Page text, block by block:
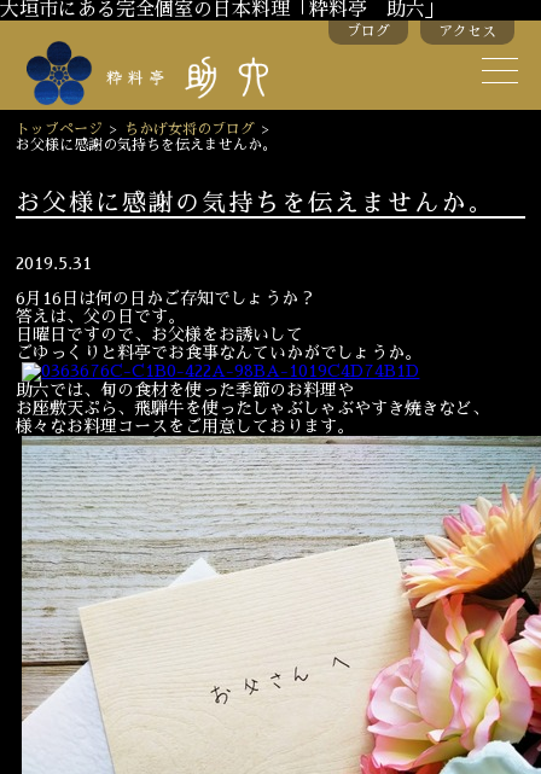
大垣市にある完全個室の日本料理「粋料亭 助六」
ブログ アクセス
トップページ > ちかげ女将のブログ >
お父様に感謝の気持ちを伝えませんか。
お父様に感謝の気持ちを伝えませんか。
2019.5.31
6月16日は何の日かご存知でしょうか？
答えは、父の日です。
日曜日ですので、お父様をお誘いして
ごゆっくりと料亭でお食事なんていかがでしょうか。
助六では、旬の食材を使った季節のお料理や
お座敷天ぷら、飛騨牛を使ったしゃぶしゃぶやすき焼きなど、
様々なお料理コースをご用意しております。
スタッフ紹介
お部屋のご紹介 会議・舞台のご利用
結婚式・披露宴
ご接待 法要
慶事 お顔合わせ
宴会